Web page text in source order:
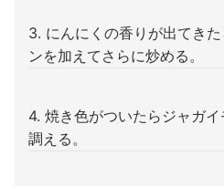
3. にんにくの香りが出てき
ンを加えてさらに炒める。
4. 焼き色がついたらジャガ
調える。